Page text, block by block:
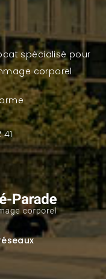
spécialisé pour
corporel
41